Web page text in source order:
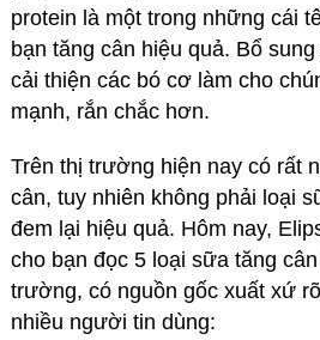
protein là một trong những cái
bạn tăng cân hiệu quả. Bổ
cải thiện các bó cơ làm cho
mạnh, rắn chắc hơn.
Trên thị trường hiện nay có rất
cân, tuy nhiên không phải loại
đem lại hiệu quả. Hôm nay,
cho bạn đọc 5 loại sữa tăng
trường, có nguồn gốc xuất xứ
nhiều người tin dùng: